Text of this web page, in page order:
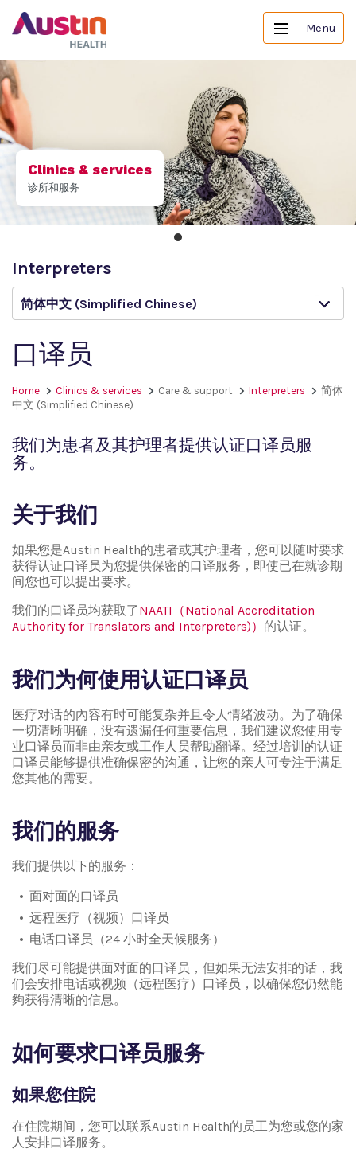
Menu
Clinics & services
诊所和服务
Interpreters
简体中文 (Simplified Chinese)
口译员
Home Clinics & services Care & support Interpreters
简体
中文 (Simplified Chinese)
我们为患者及其护理者提供认证口译员服
务。
关于我们
如果您是Austin Health的患者或其护理者，您可以随时要求
获得认证口译员为您提供保密的口译服务，即使已在就诊期
间您也可以提出要求。
我们的口译员均获取了NAATI（National Accreditation
Authority for Translators and Interpreters)） 的认证。
我们为何使用认证口译员
医疗对话的內容有时可能复杂并且令人情绪波动。为了确保
一切清晰明确，没有遗漏任何重要信息，我们建议您使用专
业口译员而非由亲友或工作人员帮助翻译。经过培训的认证
口译员能够提供准确保密的沟通，让您的亲人可专注于满足
您其他的需要。
我们的服务
我们提供以下的服务：
面对面的口译员
远程医疗（视频）口译员
电话口译员（24 小时全天候服务）
我们尽可能提供面对面的口译员，但如果无法安排的话，我
们会安排电话或视频（远程医疗）口译员，以确保您仍然能
夠获得清晰的信息。
如何要求口译员服务
如果您住院
在住院期间，您可以联系Austin Health的员工为您或您的家
人安排口译服务。